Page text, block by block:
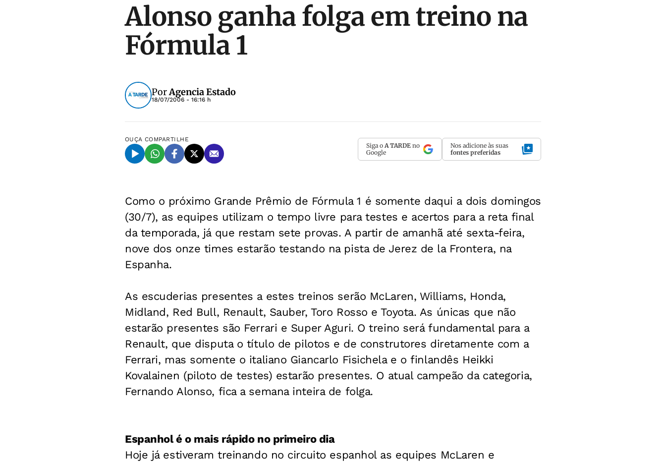
Alonso ganha folga em treino na
Fórmula 1
PorAgencia Estado
18/07/2006 - 16:16 h
OUÇA COMPARTILHE
Siga o A TARDE no
Google
Nos adicione às suas
fontes preferidas
Como o próximo Grande Prêmio de Fórmula 1 é somente daqui a dois domingos
(30/7), as equipes utilizam o tempo livre para testes e acertos para a reta final
da temporada, já que restam sete provas. A partir de amanhã até sexta-feira,
nove dos onze times estarão testando na pista de Jerez de la Frontera, na
Espanha.
As escuderias presentes a estes treinos serão McLaren, Williams, Honda,
Midland, Red Bull, Renault, Sauber, Toro Rosso e Toyota. As únicas que não
estarão presentes são Ferrari e Super Aguri. O treino será fundamental para a
Renault, que disputa o título de pilotos e de construtores diretamente com a
Ferrari, mas somente o italiano Giancarlo Fisichela e o finlandês Heikki
Kovalainen (piloto de testes) estarão presentes. O atual campeão da categoria,
Fernando Alonso, fica a semana inteira de folga.
Espanhol é o mais rápido no primeiro dia
Hoje já estiveram treinando no circuito espanhol as equipes McLaren e